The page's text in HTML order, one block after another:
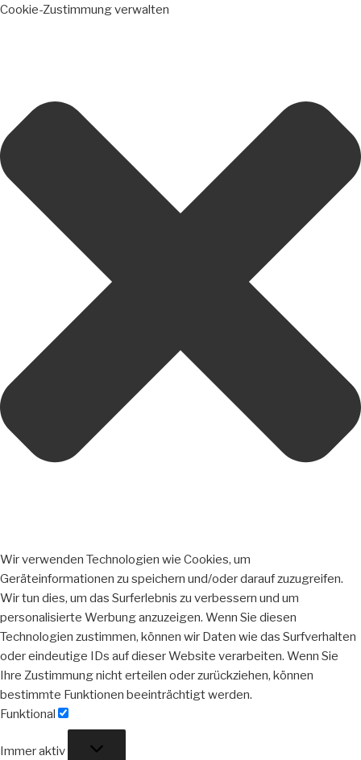
Cookie-Zustimmung verwalten
Wir verwenden Technologien wie Cookies, um
Geräteinformationen zu speichern und/oder darauf zuzugreifen.
Wir tun dies, um das Surferlebnis zu verbessern und um
personalisierte Werbung anzuzeigen. Wenn Sie diesen
Technologien zustimmen, können wir Daten wie das Surfverhalten
oder eindeutige IDs auf dieser Website verarbeiten. Wenn Sie
Ihre Zustimmung nicht erteilen oder zurückziehen, können
bestimmte Funktionen beeinträchtigt werden.
Funktional
Immer aktiv